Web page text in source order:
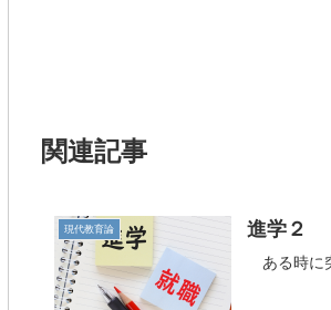
関連記事
現代教育論 進学２
ある時に